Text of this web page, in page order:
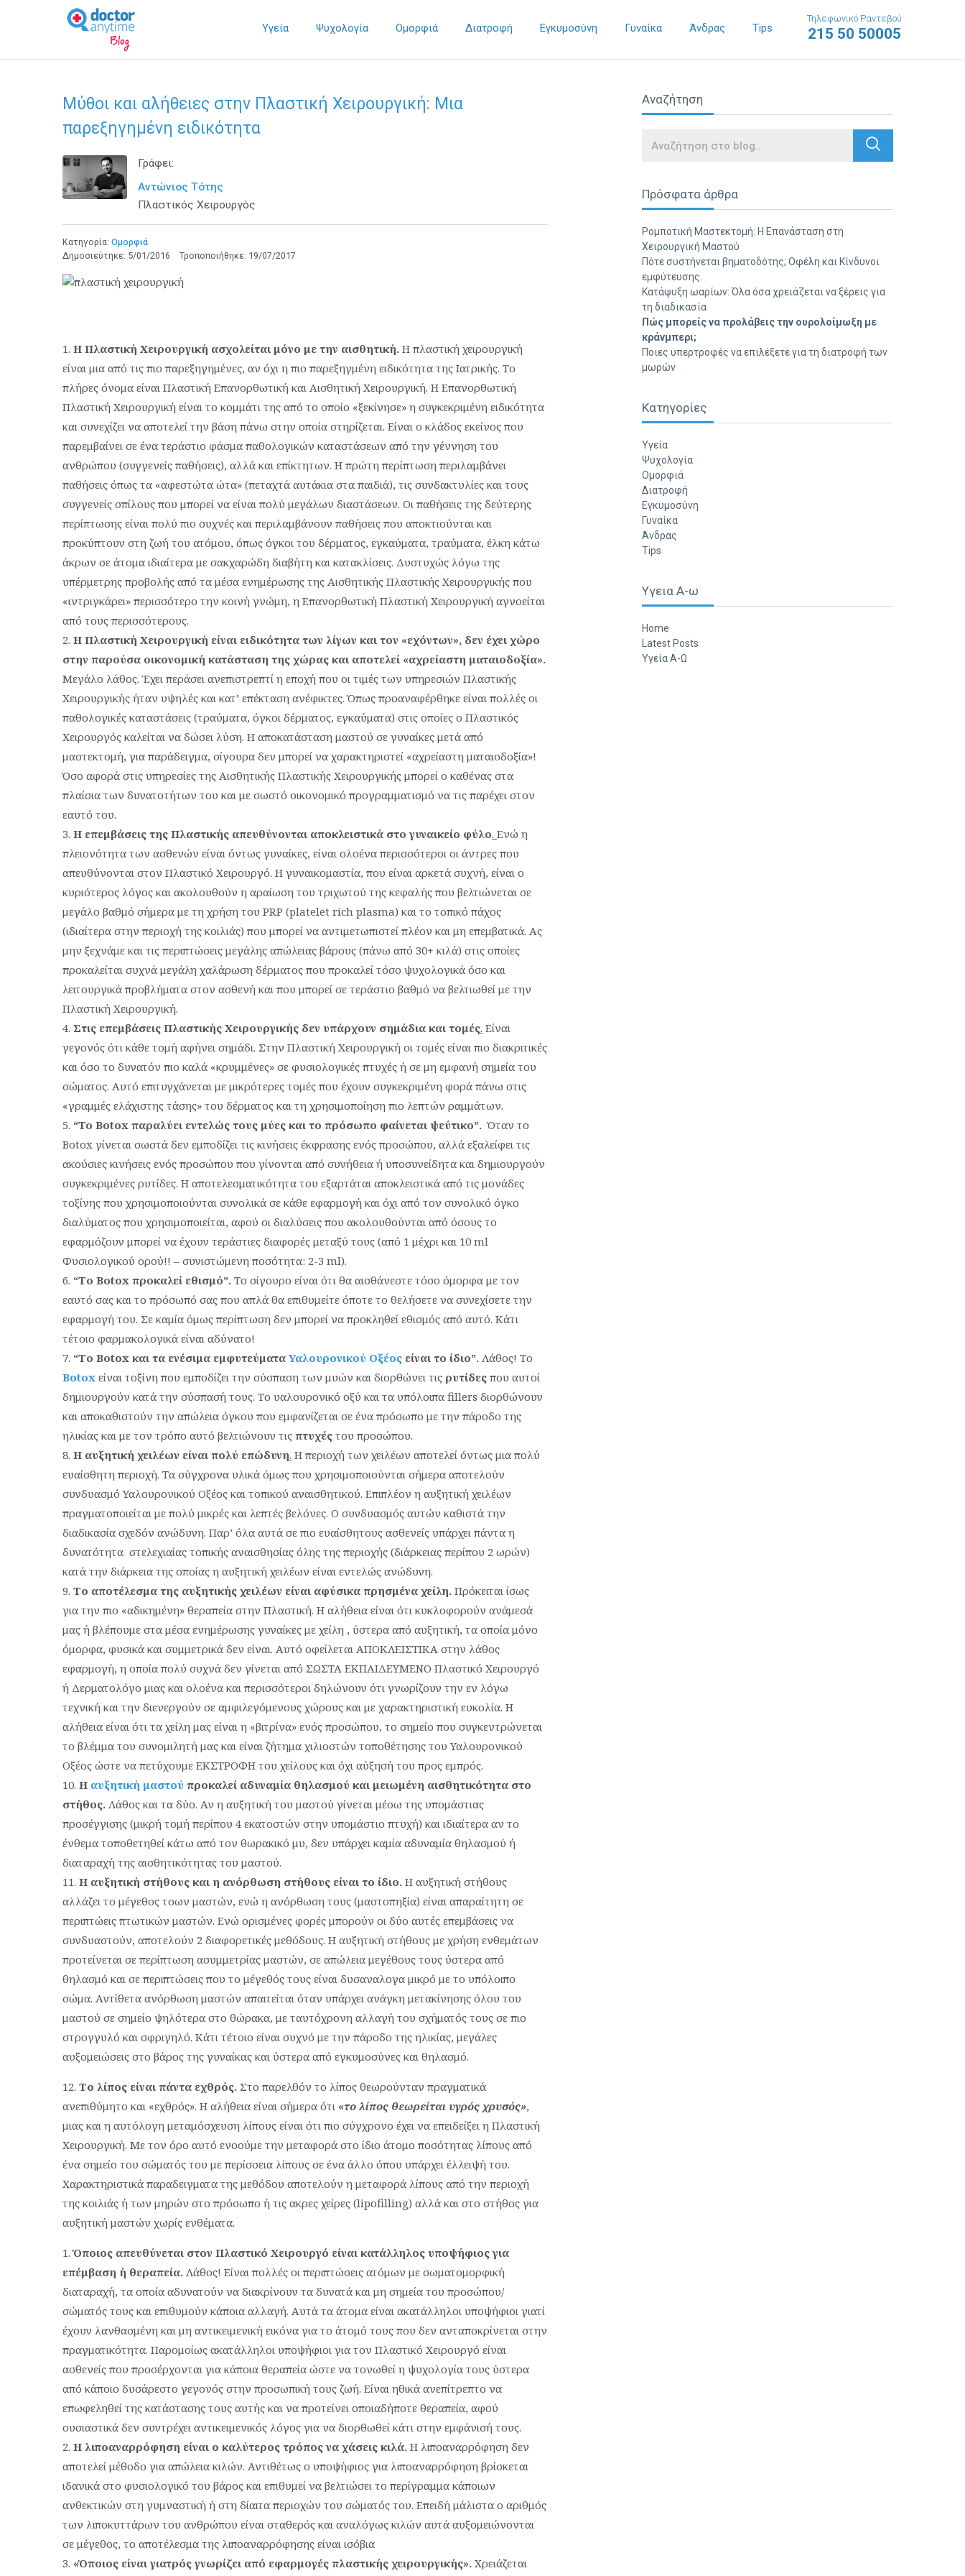
Υγεία Ψυχολογία Ομορφιά Διατροφή Εγκυμοσύνη Γυναίκα Άνδρας Tips
Τηλεφωνικό Ραντεβού
215 50 50005
Μύθοι και αλήθειες στην Πλαστική Χειρουργική: Μια
παρεξηγημένη ειδικότητα
Γράφει:
Αντώνιος Τότης
Πλαστικός Χειρουργός
Κατηγορία: Ομορφιά
Δημοσιεύτηκε: 5/01/2016 Τροποποιήθηκε: 19/07/2017
Η Πλαστική Χειρουργική ασχολείται μόνο με την αισθητική. Η πλαστική χειρουργική
είναι μια από τις πιο παρεξηγημένες, αν όχι η πιο παρεξηγμένη ειδικότητα της Ιατρικής. Το
πλήρες όνομα είναι Πλαστική Επανορθωτική και Αισθητική Χειρουργική. Η Επανορθωτική
Πλαστική Χειρουργική είναι το κομμάτι της από το οποίο «ξεκίνησε» η συγκεκριμένη ειδικότητα
και συνεχίζει να αποτελεί την βάση πάνω στην οποία στηρίζεται. Είναι ο κλάδος εκείνος που
παρεμβαίνει σε ένα τεράστιο φάσμα παθολογικών καταστάσεων από την γέννηση του
ανθρώπου (συγγενείς παθήσεις), αλλά και επίκτητων. Η πρώτη περίπτωση περιλαμβάνει
παθήσεις όπως τα «αφεστώτα ώτα» (πεταχτά αυτάκια στα παιδιά), τις συνδακτυλίες και τους
συγγενείς σπίλους που μπορεί να είναι πολύ μεγάλων διαστάσεων. Οι παθήσεις της δεύτερης
περίπτωσης είναι πολύ πιο συχνές και περιλαμβάνουν παθήσεις που αποκτιούνται και
προκύπτουν στη ζωή του ατόμου, όπως όγκοι του δέρματος, εγκαύματα, τραύματα, έλκη κάτω
άκρων σε άτομα ιδιαίτερα με σακχαρώδη διαβήτη και κατακλίσεις. Δυστυχώς λόγω της
υπέρμετρης προβολής από τα μέσα ενημέρωσης της Αισθητικής Πλαστικής Χειρουργικής που
«ιντριγκάρει» περισσότερο την κοινή γνώμη, η Επανορθωτική Πλαστική Χειρουργική αγνοείται
από τους περισσότερους.
Η Πλαστική Χειρουργική είναι ειδικότητα των λίγων και τον «εχόντων», δεν έχει χώρο
στην παρούσα οικονομική κατάσταση της χώρας και αποτελεί «αχρείαστη ματαιοδοξία».
Μεγάλο λάθος. Έχει περάσει ανεπιστρεπτί η εποχή που οι τιμές των υπηρεσιών Πλαστικής
Χειρουργικής ήταν υψηλές και κατ’ επέκταση ανέφικτες. Όπως προαναφέρθηκε είναι πολλές οι
παθολογικές καταστάσεις (τραύματα, όγκοι δέρματος, εγκαύματα) στις οποίες ο Πλαστικός
Χειρουργός καλείται να δώσει λύση. Η αποκατάσταση μαστού σε γυναίκες μετά από
μαστεκτομή, για παράδειγμα, σίγουρα δεν μπορεί να χαρακτηριστεί «αχρείαστη ματαιοδοξία»!
Όσο αφορά στις υπηρεσίες της Αισθητικής Πλαστικής Χειρουργικής μπορεί ο καθένας στα
πλαίσια των δυνατοτήτων του και με σωστό οικονομικό προγραμματισμό να τις παρέχει στον
εαυτό του.
Η επεμβάσεις της Πλαστικής απευθύνονται αποκλειστικά στο γυναικείο φύλο. Ενώ η
πλειονότητα των ασθενών είναι όντως γυναίκες, είναι ολοένα περισσότεροι οι άντρες που
απευθύνονται στον Πλαστικό Χειρουργό. Η γυναικομαστία, που είναι αρκετά συχνή, είναι ο
κυριότερος λόγος και ακολουθούν η αραίωση του τριχωτού της κεφαλής που βελτιώνεται σε
μεγάλο βαθμό σήμερα με τη χρήση του PRP (platelet rich plasma) και το τοπικό πάχος
(ιδιαίτερα στην περιοχή της κοιλιάς) που μπορεί να αντιμετωπιστεί πλέον και μη επεμβατικά. Ας
μην ξεχνάμε και τις περιπτώσεις μεγάλης απώλειας βάρους (πάνω από 30+ κιλά) στις οποίες
προκαλείται συχνά μεγάλη χαλάρωση δέρματος που προκαλεί τόσο ψυχολογικά όσο και
λειτουργικά προβλήματα στον ασθενή και που μπορεί σε τεράστιο βαθμό να βελτιωθεί με την
Πλαστική Χειρουργική.
Στις επεμβάσεις Πλαστικής Χειρουργικής δεν υπάρχουν σημάδια και τομές. Είναι
γεγονός ότι κάθε τομή αφήνει σημάδι. Στην Πλαστική Χειρουργική οι τομές είναι πιο διακριτικές
και όσο το δυνατόν πιο καλά «κρυμμένες» σε φυσιολογικές πτυχές ή σε μη εμφανή σημεία του
σώματος. Αυτό επιτυγχάνεται με μικρότερες τομές που έχουν συγκεκριμένη φορά πάνω στις
«γραμμές ελάχιστης τάσης» του δέρματος και τη χρησιμοποίηση πιο λεπτών ραμμάτων.
“To Botox παραλύει εντελώς τους μύες και το πρόσωπο φαίνεται ψεύτικο”. Όταν το
Botox γίνεται σωστά δεν εμποδίζει τις κινήσεις έκφρασης ενός προσώπου, αλλά εξαλείφει τις
ακούσιες κινήσεις ενός προσώπου που γίνονται από συνήθεια ή υποσυνείδητα και δημιουργούν
συγκεκριμένες ρυτίδες. Η αποτελεσματικότητα του εξαρτάται αποκλειστικά από τις μονάδες
τοξίνης που χρησιμοποιούνται συνολικά σε κάθε εφαρμογή και όχι από τον συνολικό όγκο
διαλύματος που χρησιμοποιείται, αφού οι διαλύσεις που ακολουθούνται από όσους το
εφαρμόζουν μπορεί να έχουν τεράστιες διαφορές μεταξύ τους (από 1 μέχρι και 10 ml
Φυσιολογικού ορού!! – συνιστώμενη ποσότητα: 2-3 ml).
“Το Botox προκαλεί εθισμό”. Το σίγουρο είναι ότι θα αισθάνεστε τόσο όμορφα με τον
εαυτό σας και το πρόσωπό σας που απλά θα επιθυμείτε όποτε το θελήσετε να συνεχίσετε την
εφαρμογή του. Σε καμία όμως περίπτωση δεν μπορεί να προκληθεί εθισμός από αυτό. Κάτι
τέτοιο φαρμακολογικά είναι αδύνατο!
“Το Botox και τα ενέσιμα εμφυτεύματα Υαλουρονικού Οξέος είναι το ίδιο”. Λάθος! Το
Botox είναι τοξίνη που εμποδίζει την σύσπαση των μυών και διορθώνει τις ρυτίδες που αυτοί
δημιουργούν κατά την σύσπασή τους. Το υαλουρονικό οξύ και τα υπόλοιπα fillers διορθώνουν
και αποκαθιστούν την απώλεια όγκου που εμφανίζεται σε ένα πρόσωπο με την πάροδο της
ηλικίας και με τον τρόπο αυτό βελτιώνουν τις πτυχές του προσώπου.
Η αυξητική χειλέων είναι πολύ επώδυνη. Η περιοχή των χειλέων αποτελεί όντως μια πολύ
ευαίσθητη περιοχή. Τα σύγχρονα υλικά όμως που χρησιμοποιούνται σήμερα αποτελούν
συνδυασμό Υαλουρονικού Οξέος και τοπικού αναισθητικού. Επιπλέον η αυξητική χειλέων
πραγματοποιείται με πολύ μικρές και λεπτές βελόνες. Ο συνδυασμός αυτών καθιστά την
διαδικασία σχεδόν ανώδυνη. Παρ’ όλα αυτά σε πιο ευαίσθητους ασθενείς υπάρχει πάντα η
δυνατότητα στελεχιαίας τοπικής αναισθησίας όλης της περιοχής (διάρκειας περίπου 2 ωρών)
κατά την διάρκεια της οποίας η αυξητική χειλέων είναι εντελώς ανώδυνη.
Το αποτέλεσμα της αυξητικής χειλέων είναι αφύσικα πρησμένα χείλη. Πρόκειται ίσως
για την πιο «αδικημένη» θεραπεία στην Πλαστική. Η αλήθεια είναι ότι κυκλοφορούν ανάμεσά
μας ή βλέπουμε στα μέσα ενημέρωσης γυναίκες με χείλη , ύστερα από αυξητική, τα οποία μόνο
όμορφα, φυσικά και συμμετρικά δεν είναι. Αυτό οφείλεται ΑΠΟΚΛΕΙΣΤΙΚΑ στην λάθος
εφαρμογή, η οποία πολύ συχνά δεν γίνεται από ΣΩΣΤΑ ΕΚΠΑΙΔΕΥΜΕΝΟ Πλαστικό Χειρουργό
ή Δερματολόγο μιας και ολοένα και περισσότεροι δηλώνουν ότι γνωρίζουν την εν λόγω
τεχνική και την διενεργούν σε αμφιλεγόμενους χώρους και με χαρακτηριστική ευκολία. Η
αλήθεια είναι ότι τα χείλη μας είναι η «βιτρίνα» ενός προσώπου, το σημείο που συγκεντρώνεται
το βλέμμα του συνομιλητή μας και είναι ζήτημα χιλιοστών τοποθέτησης του Υαλουρονικού
Οξέος ώστε να πετύχουμε ΕΚΣΤΡΟΦΗ του χείλους και όχι αύξησή του προς εμπρός.
Η αυξητική μαστού προκαλεί αδυναμία θηλασμού και μειωμένη αισθητικότητα στο
στήθος. Λάθος και τα δύο. Αν η αυξητική του μαστού γίνεται μέσω της υπομάστιας
προσέγγισης (μικρή τομή περίπου 4 εκατοστών στην υπομάστιο πτυχή) και ιδιαίτερα αν το
ένθεμα τοποθετηθεί κάτω από τον θωρακικό μυ, δεν υπάρχει καμία αδυναμία θηλασμού ή
διαταραχή της αισθητικότητας του μαστού.
Η αυξητική στήθους και η ανόρθωση στήθους είναι το ίδιο. Η αυξητική στήθους
αλλάζει το μέγεθος τοων μαστών, ενώ η ανόρθωση τους (μαστοπηξία) είναι απαραίτητη σε
περιπτώεις πτωτικών μαστών. Ενώ ορισμένες φορές μπορούν οι δύο αυτές επεμβάσεις να
συνδυαστούν, αποτελούν 2 διαφορετικές μεθόδους. Η αυξητική στήθους με χρήση ενθεμάτων
προτείνεται σε περίπτωση ασυμμετρίας μαστών, σε απώλεια μεγέθους τους ύστερα από
θηλασμό και σε περιπτώσεις που το μέγεθός τους είναι δυσαναλογα μικρό με το υπόλοιπο
σώμα. Αντίθετα ανόρθωση μαστών απαιτείται όταν υπάρχει ανάγκη μετακίνησης όλου του
μαστού σε σημείο ψηλότερα στο θώρακα, με ταυτόχρονη αλλαγή του σχήματός τους σε πιο
στρογγυλό και σφριγηλό. Κάτι τέτοιο είναι συχνό με την πάροδο της ηλικίας, μεγάλες
αυξομειώσεις στο βάρος της γυναίκας και ύστερα από εγκυμοσύνες και θηλασμό.
Το λίπος είναι πάντα εχθρός. Στο παρελθόν το λίπος θεωρούνταν πραγματικά
ανεπιθύμητο και «εχθρός». Η αλήθεια είναι σήμερα ότι «το λίπος θεωρείται υγρός χρυσός»,
μιας και η αυτόλογη μεταμόσχευση λίπους είναι ότι πιο σύγχρονο έχει να επειδείξει η Πλαστική
Χειρουργική. Με τον όρο αυτό ενοούμε την μεταφορά στο ίδιο άτομο ποσότητας λίπους από
ένα σημείο του σώματός του με περίσσεια λίπους σε ένα άλλο όπου υπάρχει έλλειψή του.
Χαρακτηριστικά παραδειγματα της μεθόδου αποτελούν η μεταφορά λίπους από την περιοχή
της κοιλιάς ή των μηρών στο πρόσωπο ή τις ακρες χείρες (lipofilling) αλλά και στο στήθος για
αυξητική μαστών χωρίς ενθέματα.
Όποιος απευθύνεται στον Πλαστικό Χειρουργό είναι κατάλληλος υποψήφιος για
επέμβαση ή θεραπεία. Λάθος! Είναι πολλές οι περιπτώσεις ατόμων με σωματομορφική
διαταραχή, τα οποία αδυνατούν να διακρίνουν τα δυνατά και μη σημεία του προσώπου/
σώματός τους και επιθυμούν κάποια αλλαγή. Αυτά τα άτομα είναι ακατάλληλοι υποψήφιοι γιατί
έχουν λανθασμένη και μη αντικειμενική εικόνα για το άτομό τους που δεν ανταποκρίνεται στην
πραγματικότητα. Παρομοίως ακατάλληλοι υποψήφιοι για τον Πλαστικό Χειρουργό είναι
ασθενείς που προσέρχονται για κάποια θεραπεία ώστε να τονωθεί η ψυχολογία τους ύστερα
από κάποιο δυσάρεστο γεγονός στην προσωπική τους ζωή. Είναι ηθικά ανεπίτρεπτο να
επωφεληθεί της κατάστασης τους αυτής και να προτείνει οποιαδήποτε θεραπεία, αφού
ουσιαστικά δεν συντρέχει αντικειμενικός λόγος για να διορθωθεί κάτι στην εμφάνισή τους.
Η λιποαναρρόφηση είναι ο καλύτερος τρόπος να χάσεις κιλά. Η λιποαναρρόφηση δεν
αποτελεί μέθοδο για απώλεια κιλών. Αντιθέτως ο υποψήφιος για λιποαναρρόφηση βρίσκεται
ιδανικά στο φυσιολογικό του βάρος και επιθυμεί να βελτιώσει το περίγραμμα κάποιων
ανθεκτικών στη γυμναστική ή στη δίαιτα περιοχών του σώματός του. Επειδή μάλιστα ο αριθμός
των λιποκυττάρων του ανθρώπου είναι σταθερός και αναλόγως κιλών αυτά αυξομειώνονται
σε μέγεθος, το αποτέλεσμα της λιποαναρρόφησης είναι ισόβια
«Όποιος είναι γιατρός γνωρίζει από εφαρμογές πλαστικής χειρουργικής». Χρειάζεται
Αναζήτηση
Search
Πρόσφατα άρθρα
Ρομποτική Μαστεκτομή: Η Επανάσταση στη
Χειρουργική Μαστού
Πότε συστήνεται βηματοδότης; Οφέλη και Κίνδυνοι
εμφύτευσης.
Κατάψυξη ωαρίων: Όλα όσα χρειάζεται να ξέρεις για
τη διαδικασία
Πώς μπορείς να προλάβεις την ουρολοίμωξη με
κράνμπερι;
Ποιες υπερτροφές να επιλέξετε για τη διατροφή των
μωρών
Κατηγορίες
Υγεία
Ψυχολογία
Ομορφιά
Διατροφή
Εγκυμοσύνη
Γυναίκα
Άνδρας
Tips
Υγεια Α-ω
Home
Latest Posts
Υγεία Α-Ω